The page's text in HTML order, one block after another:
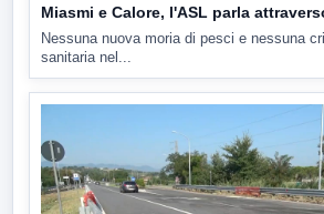
Miasmi e Calore, l'ASL parla
Nessuna nuova moria di pesci e nessuna
sanitaria nel...